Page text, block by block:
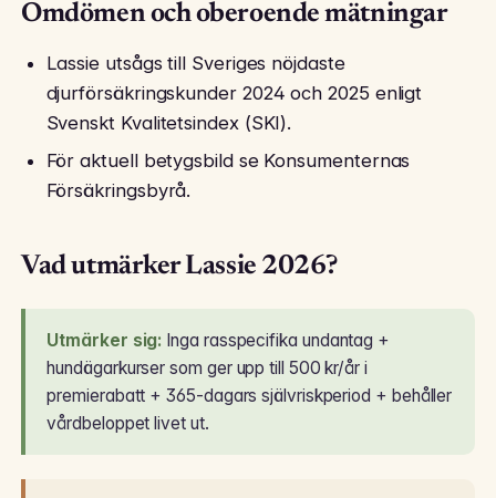
Omdömen och oberoende mätningar
Lassie utsågs till Sveriges nöjdaste
djurförsäkringskunder 2024 och 2025 enligt
Svenskt Kvalitetsindex (SKI).
För aktuell betygsbild se Konsumenternas
Försäkringsbyrå.
Vad utmärker Lassie 2026?
Utmärker sig: Inga rasspecifika undantag +
hundägarkurser som ger upp till 500 kr/år i
premierabatt + 365-dagars självriskperiod + behåller
vårdbeloppet livet ut.